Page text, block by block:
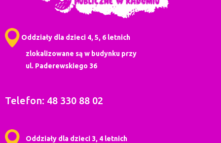
Oddziały dla dzieci 4, 5, 6 letnich
zlokalizowane są w budynku przy
ul. Paderewskiego 36
Telefon: 48 330 88 02
Oddziały dla dzieci 3, 4 letnich